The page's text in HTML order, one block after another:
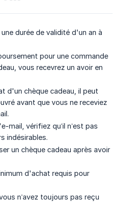
durée de validité d'un an à
pour une commande
vous recevrez un avoir en
d'un chèque cadeau, il peut
avant que vous ne receviez
mail, vérifiez qu’il n’est pas
indésirables.
un chèque cadeau après avoir
d'achat requis pour
n’avez toujours pas reçu